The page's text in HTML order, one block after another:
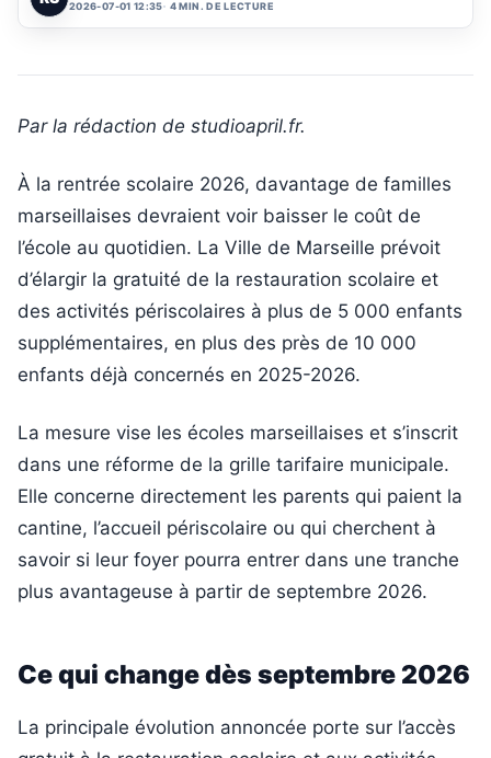
2026-07-01 12:35 4 MIN. DE LECTURE
Par la rédaction de studioapril.fr.
À la rentrée scolaire 2026, davantage de familles
marseillaises devraient voir baisser le coût de
l’école au quotidien. La Ville de Marseille prévoit
d’élargir la gratuité de la restauration scolaire et
des activités périscolaires à plus de 5 000 enfants
supplémentaires, en plus des près de 10 000
enfants déjà concernés en 2025-2026.
La mesure vise les écoles marseillaises et s’inscrit
dans une réforme de la grille tarifaire municipale.
Elle concerne directement les parents qui paient la
cantine, l’accueil périscolaire ou qui cherchent à
savoir si leur foyer pourra entrer dans une tranche
plus avantageuse à partir de septembre 2026.
Ce qui change dès septembre 2026
La principale évolution annoncée porte sur l’accès